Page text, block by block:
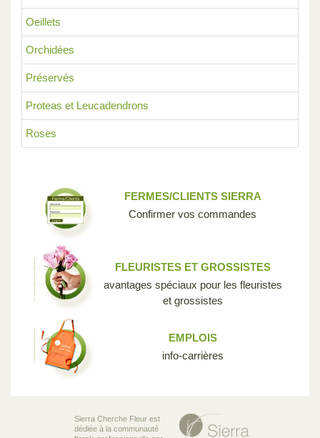
Oeillets
Orchidées
Préservés
Proteas et Leucadendrons
Roses
FERMES/CLIENTS SIERRA
Confirmer vos commandes
FLEURISTES ET GROSSISTES
avantages spéciaux pour les fleuristes
et grossistes
EMPLOIS
info-carrières
Sierra Cherche Fleur est
dédiée à la communauté